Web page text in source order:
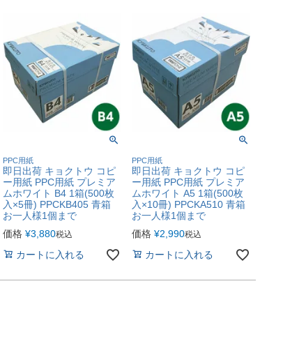
PPC用紙
即日出荷 キョクトウ コピ
ー用紙 PPC用紙 プレミア
ムホワイト B4 1箱(500枚
入×5冊) PPCKB405 青箱
お一人様1個まで
価格 ¥3,880税込
カートに入れる
PPC用紙
即日出荷 キョクトウ コピ
ー用紙 PPC用紙 プレミア
ムホワイト A5 1箱(500枚
入×10冊) PPCKA510 青箱
お一人様1個まで
価格 ¥2,990税込
カートに入れる